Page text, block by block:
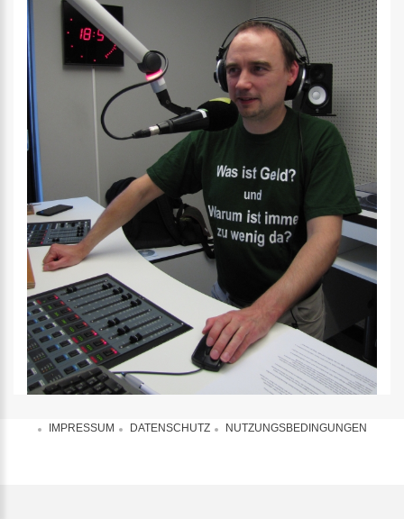
IMPRESSUM DATENSCHUTZ NUTZUNGSBEDINGUNGEN